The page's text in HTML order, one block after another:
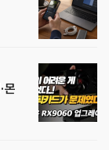
몬